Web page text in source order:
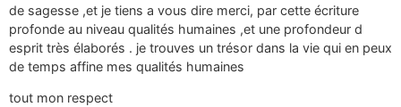
de sagesse ,et je tiens a vous dire merci, par cette écriture
profonde au niveau qualités humaines ,et une profondeur d
esprit très élaborés . je trouves un trésor dans la vie qui en peux
de temps affine mes qualités humaines
tout mon respect